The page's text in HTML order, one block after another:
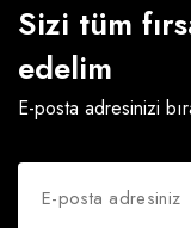
Sizi tüm
edelim
E-posta adresinizi